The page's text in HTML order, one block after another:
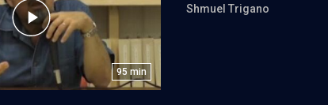
95 min
Shmuel Trigano